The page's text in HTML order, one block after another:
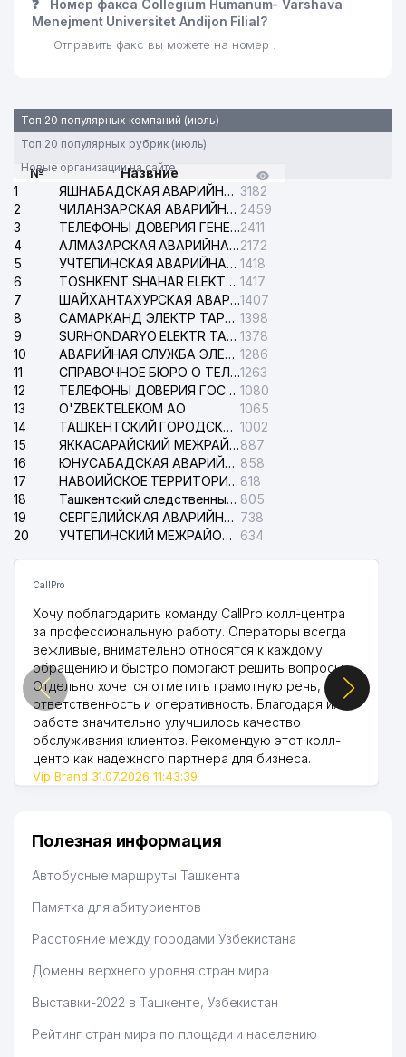
❓
Номер факса Collegium Humanum- Varshava
Menejment Universitet Andijon Filial?
Отправить факс вы можете на номер .
Топ 20 популярных компаний (июль)
Топ 20 популярных рубрик (июль)
Новые организации на сайте
№
Назвние
1
ЯШНАБАДСКАЯ АВАРИЙНАЯ СЛУЖБА ЭЛЕКТРОСЕТИ 3182
2
ЧИЛАНЗАРСКАЯ АВАРИЙНАЯ СЛУЖБА ЭЛЕКТРОСЕТИ 2459
3
ТЕЛЕФОНЫ ДОВЕРИЯ ГЕНЕРАЛЬНОЙ ПРОКУРАТУРЫ РЕСПУБЛИКИ УЗБЕКИСТАН2411
4
АЛМАЗАРСКАЯ АВАРИЙНАЯ СЛУЖБА ЭЛЕКТРОСЕТИ2172
5
УЧТЕПИНСКАЯ АВАРИЙНАЯ СЛУЖБА ЭЛЕКТРОСЕТИ 1418
6
TOSHKENT SHAHAR ELEKTR TARMOQLARI KORXONASI АО 1417
7
ШАЙХАНТАХУРСКАЯ АВАРИЙНАЯ СЛУЖБА ЭЛЕКТРОСЕТИ1407
8
САМАРКАНД ЭЛЕКТР ТАРМОКЛАРИ АО 1398
9
SURHONDARYO ELEKTR TARMOKLARI АО 1378
10
АВАРИЙНАЯ СЛУЖБА ЭЛЕКТРОСЕТИ ТАШКЕНТСКОГО РАЙОНА 1286
11
СПРАВОЧНОЕ БЮРО О ТЕЛЕФОНАХ ОРГАНИЗАЦИЙ г. ТАШКЕНТА1263
12
ТЕЛЕФОНЫ ДОВЕРИЯ ГОСУДАРСТВЕННОГО ЦЕНТРА ТЕСТИРОВАНИЯ 1080
13
O'ZBEKTELEKOM АО
1065
14
ТАШКЕНТСКИЙ ГОРОДСКОЙ СУД ПО ГРАЖДАНСКИМ ДЕЛАМ 1002
15
ЯККАСАРАЙСКИЙ МЕЖРАЙОННЫЙ СУД ПО ГРАЖДАНСКИМ ДЕЛАМ887
16
ЮНУСАБАДСКАЯ АВАРИЙНАЯ СЛУЖБА ЭЛЕКТРОСЕТИ 858
17
НАВОИЙСКОЕ ТЕРРИТОРИАЛЬНОЕ ПРЕДПРИЯТИЕ ЭЛЕКТРОСЕТИ АО 818
18
Ташкентский следственный изолятор 805
19
СЕРГЕЛИЙСКАЯ АВАРИЙНАЯ СЛУЖБА ЭЛЕКТРОСЕТИ 738
20
УЧТЕПИНСКИЙ МЕЖРАЙОННЫЙ СУД ПО ГРАЖДАНСКИМ ДЕЛАМ 634
CallPro
Хочу поблагодарить команду CallPro колл-центра
за профессиональную работу. Операторы всегда
вежливые, внимательно относятся к каждому
обращению и быстро помогают решить вопросы.
Отдельно хочется отметить грамотную речь,
ответственность и оперативность. Благодаря их
работе значительно улучшилось качество
обслуживания клиентов. Рекомендую этот колл-
центр как надежного партнера для бизнеса.
Vip Brand 31.07.2026 11:43:39
Полезная информация
Автобусные маршруты Ташкента
Памятка для абитуриентов
Расстояние между городами Узбекистана
Домены верхнего уровня стран мира
Выставки-2022 в Ташкенте, Узбекистан
Рейтинг стран мира по площади и населению